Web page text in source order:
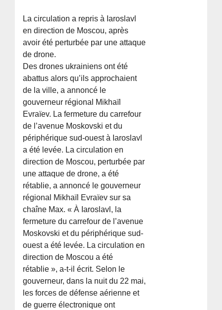
La circulation a repris à Iaroslavl
en direction de Moscou, après
avoir été perturbée par une attaque
de drone.
Des drones ukrainiens ont été
abattus alors qu’ils approchaient
de la ville, a annoncé le
gouverneur régional Mikhaïl
Evraïev. La fermeture du carrefour
de l’avenue Moskovski et du
périphérique sud-ouest à Iaroslavl
a été levée. La circulation en
direction de Moscou, perturbée par
une attaque de drone, a été
rétablie, a annoncé le gouverneur
régional Mikhaïl Evraïev sur sa
chaîne Max. « À Iaroslavl, la
fermeture du carrefour de l’avenue
Moskovski et du périphérique sud-
ouest a été levée. La circulation en
direction de Moscou a été
rétablie », a-t-il écrit. Selon le
gouverneur, dans la nuit du 22 mai,
les forces de défense aérienne et
de guerre électronique ont